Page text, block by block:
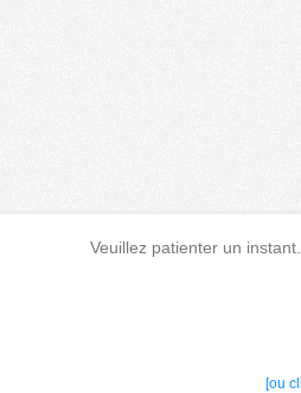
Veuillez patienter un
[ou